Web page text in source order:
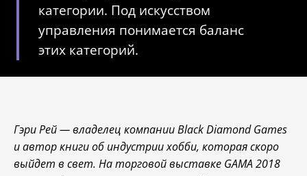
категории. Под искусством
управления понимается баланс
этих категорий.
Гэри Рей — владелец компании Black Diamond Games
и автор книги об индустрии хобби, которая скоро
выйдет в свет. На торговой выставке GAMA 2018